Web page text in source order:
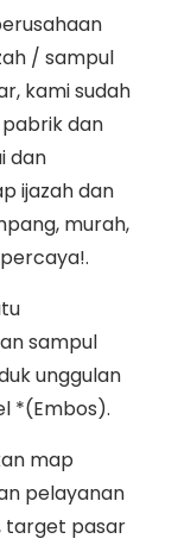
/ sampul
kami sudah
dan
dan
ijazah dan
murah,
sampul
unggulan
*(Embos).
map
pelayanan
target pasar